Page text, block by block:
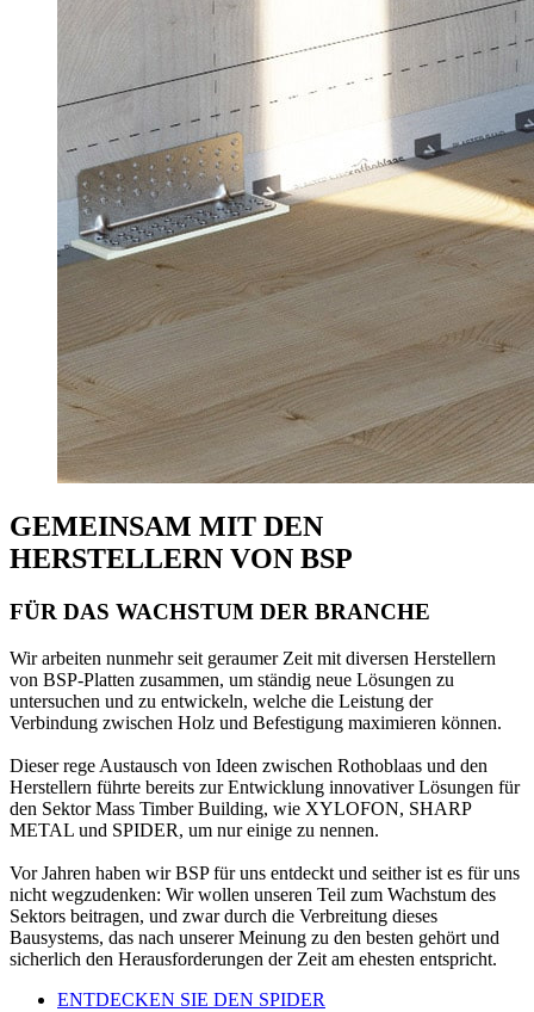
GEMEINSAM MIT DEN
HERSTELLERN VON BSP
FÜR DAS WACHSTUM DER BRANCHE
Wir arbeiten nunmehr seit geraumer Zeit mit diversen Herstellern
von BSP-Platten zusammen, um ständig neue Lösungen zu
untersuchen und zu entwickeln, welche die Leistung der
Verbindung zwischen Holz und Befestigung maximieren können.
Dieser rege Austausch von Ideen zwischen Rothoblaas und den
Herstellern führte bereits zur Entwicklung innovativer Lösungen für
den Sektor Mass Timber Building, wie XYLOFON, SHARP
METAL und SPIDER, um nur einige zu nennen.
Vor Jahren haben wir BSP für uns entdeckt und seither ist es für uns
nicht wegzudenken: Wir wollen unseren Teil zum Wachstum des
Sektors beitragen, und zwar durch die Verbreitung dieses
Bausystems, das nach unserer Meinung zu den besten gehört und
sicherlich den Herausforderungen der Zeit am ehesten entspricht.
ENTDECKEN SIE DEN SPIDER